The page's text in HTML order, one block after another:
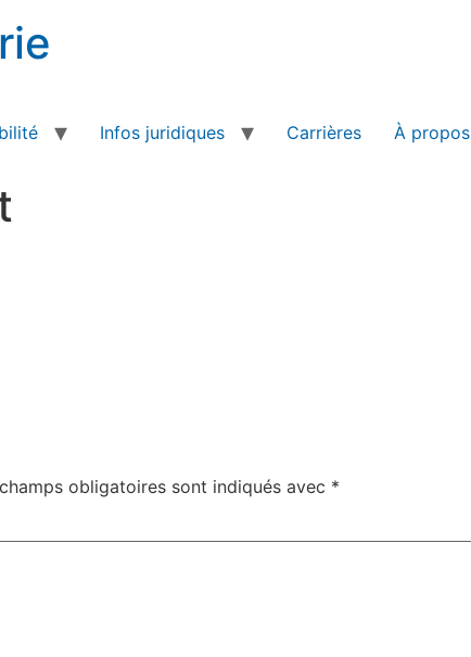
Infos juridiques Carrières À propos
obligatoires sont indiqués avec *